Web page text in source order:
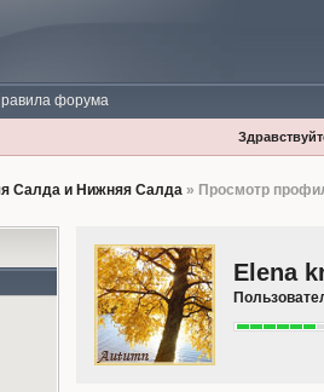
форума
Салда и Нижняя Салда» Просмотр
Elena